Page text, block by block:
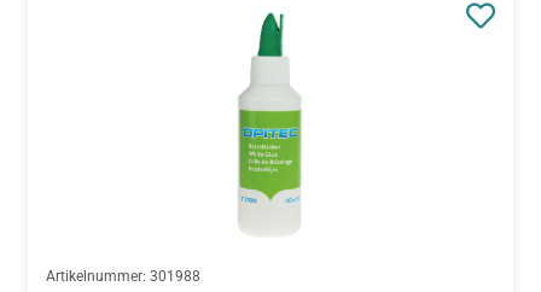
Artikelnummer: 301988